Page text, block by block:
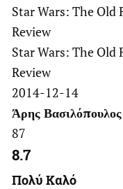
Star Wars: The Old
Review
Star Wars: The Old
Review
2014-12-14
Άρης Βασιλόπουλος
87
8.7
Πολύ Καλό